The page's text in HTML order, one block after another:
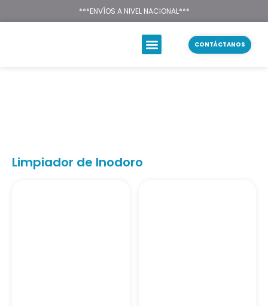
Texsal Venezuela –
***ENVÍOS A NIVEL NACIONAL***
CONTÁCTANOS
Limpiador de Inodoro